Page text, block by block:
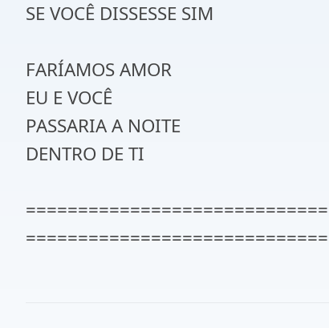
SE VOCÊ DISSESSE SIM
FARÍAMOS AMOR
EU E VOCÊ
PASSARIA A NOITE
DENTRO DE TI